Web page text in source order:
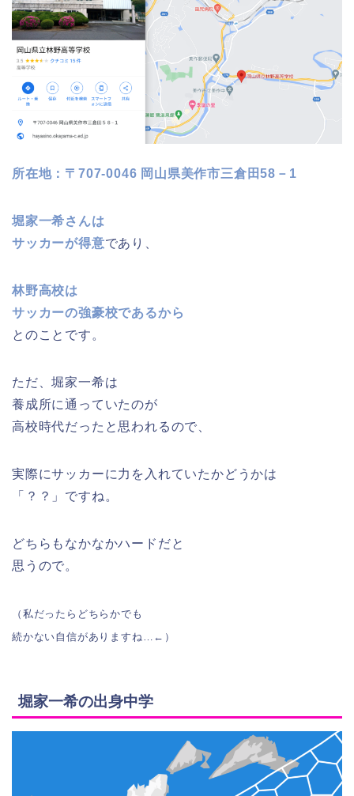
所在地：〒707-0046 岡山県美作市三倉田58－1
堀家一希さんは
サッカーが得意であり、
林野高校は
サッカーの強豪校であるから
とのことです。
ただ、堀家一希は
養成所に通っていたのが
高校時代だったと思われるので、
実際にサッカーに力を入れていたかどうかは
「？？」ですね。
どちらもなかなかハードだと
思うので。
（私だったらどちらかでも
続かない自信がありますね…←）
堀家一希の出身中学